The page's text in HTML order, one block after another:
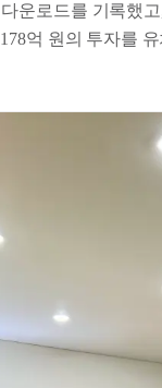
운로드를 기록했
억 원의 투자를